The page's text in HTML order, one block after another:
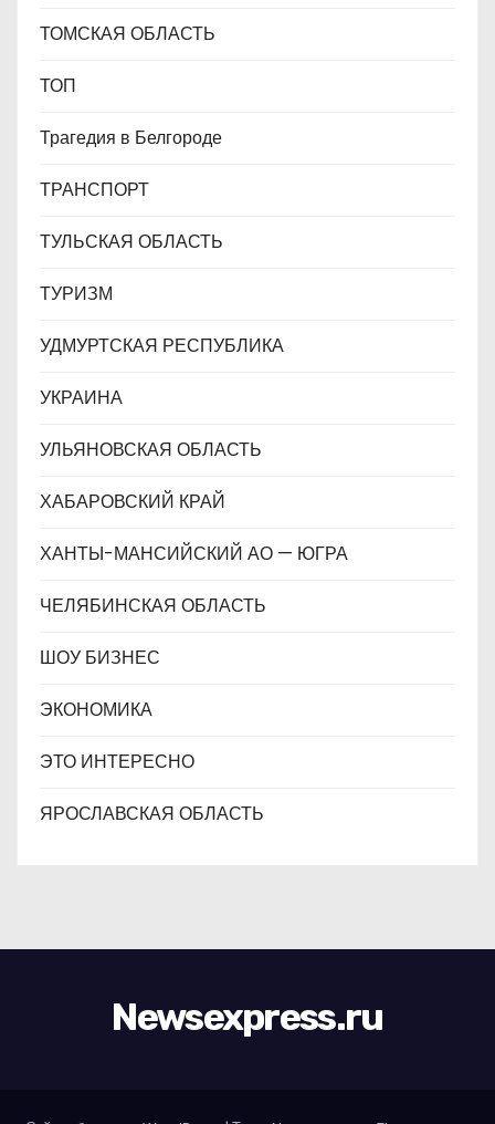
ТОМСКАЯ ОБЛАСТЬ
ТОП
Трагедия в Белгороде
ТРАНСПОРТ
ТУЛЬСКАЯ ОБЛАСТЬ
ТУРИЗМ
УДМУРТСКАЯ РЕСПУБЛИКА
УКРАИНА
УЛЬЯНОВСКАЯ ОБЛАСТЬ
ХАБАРОВСКИЙ КРАЙ
ХАНТЫ-МАНСИЙСКИЙ АО — ЮГРА
ЧЕЛЯБИНСКАЯ ОБЛАСТЬ
ШОУ БИЗНЕС
ЭКОНОМИКА
ЭТО ИНТЕРЕСНО
ЯРОСЛАВСКАЯ ОБЛАСТЬ
Newsexpress.ru